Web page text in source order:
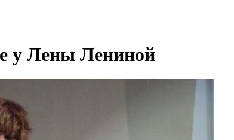
у Лены Лениной